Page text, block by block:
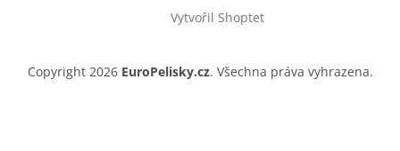
Vytvořil Shoptet
Copyright 2026 EuroPelisky.cz. Všechna práva vyhrazena.